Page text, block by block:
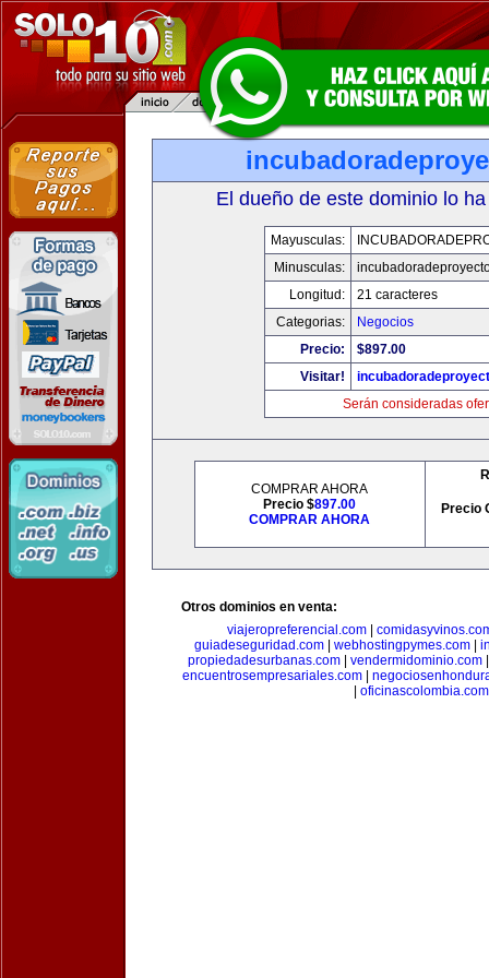
El dueño de este dominio lo
Mayusculas:
Minusculas:
Longitud:
21 caracteres
Categorias:
Negocios
Precio:
$897.00
Visitar!
Serán consideradas
COMPRAR AHORA
Precio $897.00
COMPRAR AHORA
Precio
Otros dominios en venta:
viajeropreferencial.com
guiadeseguridad.com| webhostingpymes.com|
propiedadesurbanas.com
vendermidominio.com
encuentrosempresariales.com|
oficinascolombia.com